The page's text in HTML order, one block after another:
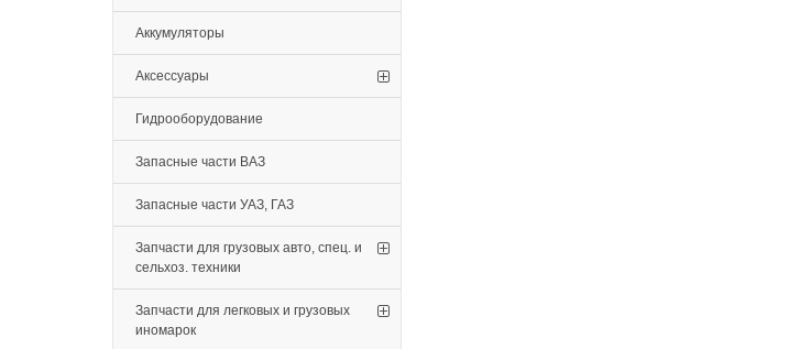
Аккумуляторы
Аксессуары
Гидрооборудование
Запасные части ВАЗ
Запасные части УАЗ, ГАЗ
Запчасти для грузовых авто, спец. и
сельхоз. техники
Запчасти для легковых и грузовых
иномарок